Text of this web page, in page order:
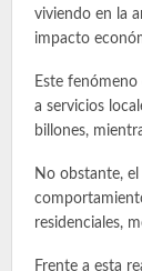
viviendo en la
impacto
Este
a servicios
billones,
No obstante,
residenciales,
Frente a esta